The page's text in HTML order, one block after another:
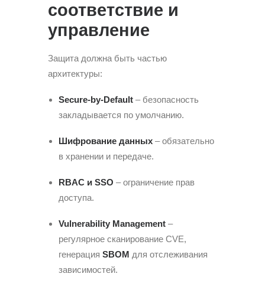
соответствие и
управление
Защита должна быть частью
архитектуры:
Secure-by-Default – безопасность
закладывается по умолчанию.
Шифрование данных – обязательно
в хранении и передаче.
RBAC и SSO – ограничение прав
доступа.
Vulnerability Management –
регулярное сканирование CVE,
генерация SBOM для отслеживания
зависимостей.